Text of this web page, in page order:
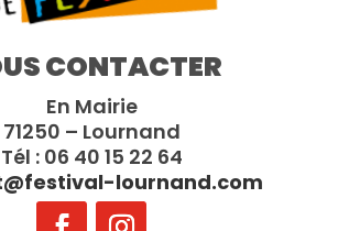
CONTACTER
En Mairie
71250 – Lournand
Tél : 06 40 15 22 64
lournand.com